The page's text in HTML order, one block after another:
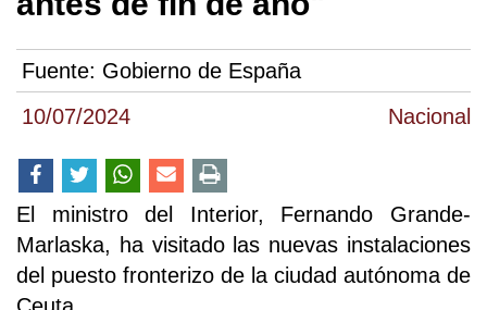
10/07/2024 Nacional
Fuente: Gobierno de España
El ministro del Interior, Fernando Grande-
Marlaska, ha visitado las nuevas instalaciones
del puesto fronterizo de la ciudad autónoma de